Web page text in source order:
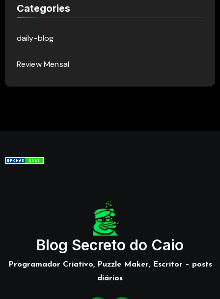
Categories
daily-blog
Review Mensal
Blog Secreto do Caio
Programador Criativo, Puzzle Maker, Escritor – posts
diários